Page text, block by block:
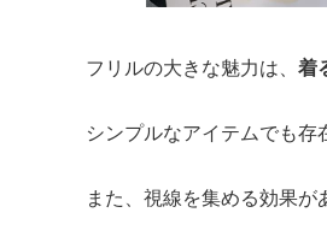
フリルの大きな魅力は、 着
シンプルなアイテムでも
また、視線を集める効果が